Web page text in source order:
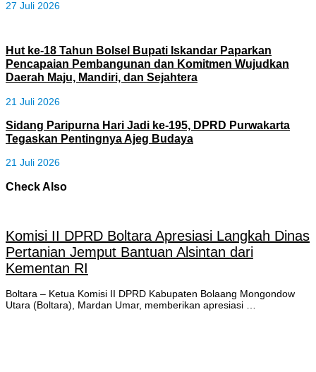
27 Juli 2026
Hut ke-18 Tahun Bolsel Bupati Iskandar Paparkan
Pencapaian Pembangunan dan Komitmen Wujudkan
Daerah Maju, Mandiri, dan Sejahtera
21 Juli 2026
Sidang Paripurna Hari Jadi ke-195, DPRD Purwakarta
Tegaskan Pentingnya Ajeg Budaya
21 Juli 2026
Check Also
Komisi II DPRD Boltara Apresiasi Langkah Dinas
Pertanian Jemput Bantuan Alsintan dari
Kementan RI
Boltara – Ketua Komisi II DPRD Kabupaten Bolaang Mongondow
Utara (Boltara), Mardan Umar, memberikan apresiasi …